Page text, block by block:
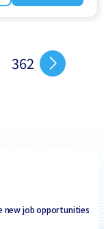
362
new job opportunities